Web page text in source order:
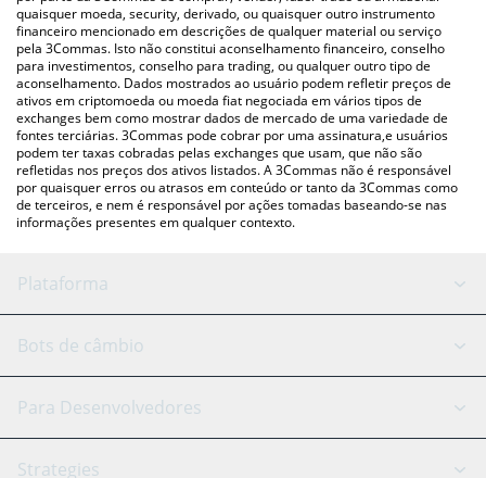
quaisquer moeda, security, derivado, ou quaisquer outro instrumento
financeiro mencionado em descrições de qualquer material ou serviço
pela 3Commas. Isto não constitui aconselhamento financeiro, conselho
para investimentos, conselho para trading, ou qualquer outro tipo de
aconselhamento. Dados mostrados ao usuário podem refletir preços de
ativos em criptomoeda ou moeda fiat negociada em vários tipos de
exchanges bem como mostrar dados de mercado de uma variedade de
fontes terciárias. 3Commas pode cobrar por uma assinatura,e usuários
podem ter taxas cobradas pelas exchanges que usam, que não são
refletidas nos preços dos ativos listados. A 3Commas não é responsável
por quaisquer erros ou atrasos em conteúdo or tanto da 3Commas como
de terceiros, e nem é responsável por ações tomadas baseando-se nas
informações presentes em qualquer contexto.
Plataforma
Bot GRID
Signal Bot
Assistente de IA
Bots de câmbio
Binance
Para Desenvolvedores
API Reference
Strategies